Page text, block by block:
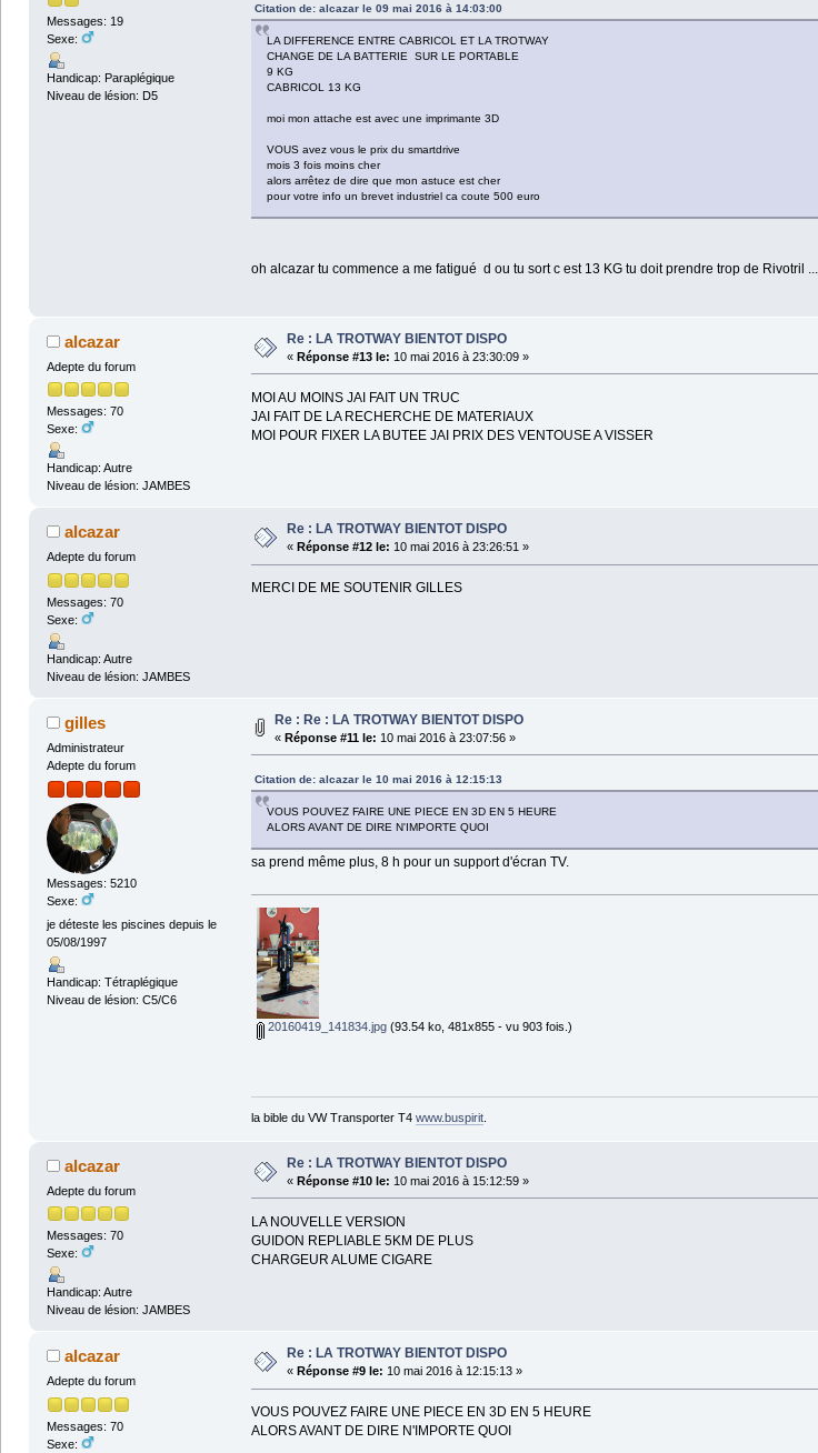
Messages: 19
Sexe:
Handicap: Paraplégique
Niveau de lésion: D5
Citation de: alcazar le 09 mai 2016 à 14:03:00
LA DIFFERENCE ENTRE CABRICOL ET LA TROTWAY
CHANGE DE LA BATTERIE SUR LE PORTABLE
9 KG
CABRICOL 13 KG
moi mon attache est avec une imprimante 3D
VOUS avez vous le prix du smartdrive
mois 3 fois moins cher
alors arrêtez de dire que mon astuce est cher
pour votre info un brevet industriel ca coute 500 euro
oh alcazar tu commence a me fatigué d ou tu sort c est 13 KG tu doit prendre trop de Rivotril .....
alcazar
Adepte du forum
Messages: 70
Sexe:
Handicap: Autre
Niveau de lésion: JAMBES
Re : LA TROTWAY BIENTOT DISPO
« Réponse #13 le: 10 mai 2016 à 23:30:09 »
MOI AU MOINS JAI FAIT UN TRUC
JAI FAIT DE LA RECHERCHE DE MATERIAUX
MOI POUR FIXER LA BUTEE JAI PRIX DES VENTOUSE A VISSER
alcazar
Adepte du forum
Messages: 70
Sexe:
Handicap: Autre
Niveau de lésion: JAMBES
Re : LA TROTWAY BIENTOT DISPO
« Réponse #12 le: 10 mai 2016 à 23:26:51 »
MERCI DE ME SOUTENIR GILLES
gilles
Administrateur
Adepte du forum
Messages: 5210
Sexe:
je déteste les piscines depuis le
05/08/1997
Handicap: Tétraplégique
Niveau de lésion: C5/C6
Re : Re : LA TROTWAY BIENTOT DISPO
« Réponse #11 le: 10 mai 2016 à 23:07:56 »
Citation de: alcazar le 10 mai 2016 à 12:15:13
VOUS POUVEZ FAIRE UNE PIECE EN 3D EN 5 HEURE
ALORS AVANT DE DIRE N'IMPORTE QUOI
sa prend même plus, 8 h pour un support d'écran TV.
20160419_141834.jpg(93.54 ko, 481x855 - vu 903 fois.)
la bible du VW Transporter T4 www.buspirit.
alcazar
Adepte du forum
Messages: 70
Sexe:
Handicap: Autre
Niveau de lésion: JAMBES
Re : LA TROTWAY BIENTOT DISPO
« Réponse #10 le: 10 mai 2016 à 15:12:59 »
LA NOUVELLE VERSION
GUIDON REPLIABLE 5KM DE PLUS
CHARGEUR ALUME CIGARE
alcazar
Adepte du forum
Messages: 70
Sexe:
Re : LA TROTWAY BIENTOT DISPO
« Réponse #9 le: 10 mai 2016 à 12:15:13 »
VOUS POUVEZ FAIRE UNE PIECE EN 3D EN 5 HEURE
ALORS AVANT DE DIRE N'IMPORTE QUOI